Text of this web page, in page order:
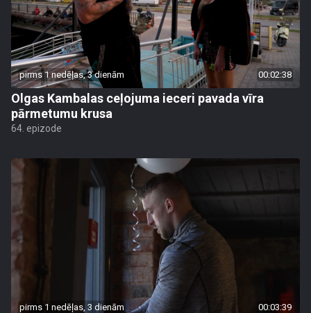
pirms 1 nedēļas, 3 dienām 00:02:38
Olgas Kambalas ceļojuma ieceri pavada vīra
pārmetumu krusa
64. epizode
pirms 1 nedēļas, 3 dienām 00:03:39